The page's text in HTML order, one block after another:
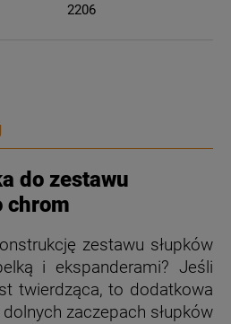
2206
do zestawu
chrom
zestawu słupków
i ekspanderami? Jeśli
twierdząca, to dodatkowa
zaczepach słupków